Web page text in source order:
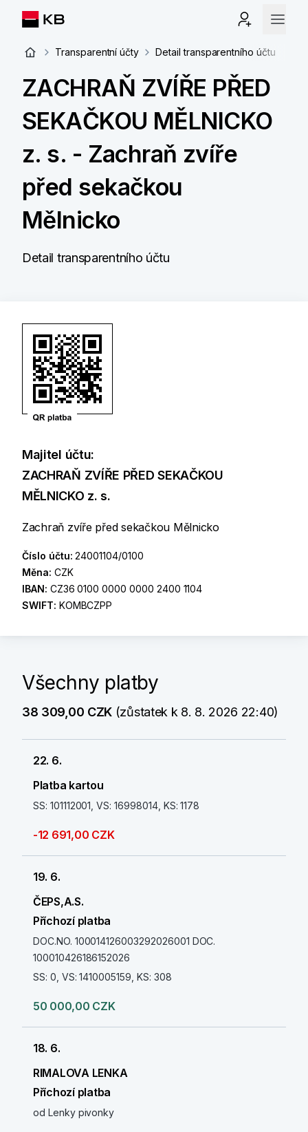
Transparentní účty Detail transparentního účtu
ZACHRAŇ ZVÍŘE PŘED
SEKAČKOU MĚLNICKO
z. s. - Zachraň zvíře
před sekačkou
Mělnicko
Detail transparentního účtu
Majitel účtu:
ZACHRAŇ ZVÍŘE PŘED SEKAČKOU
MĚLNICKO z. s.
Zachraň zvíře před sekačkou Mělnicko
Číslo účtu:24001104/0100
Měna: CZK
IBAN: CZ36 0100 0000 0000 2400 1104
SWIFT: KOMBCZPP
Všechny platby
38 309,00 CZK (zůstatek k 8. 8. 2026 22:40)
22. 6.
Platba kartou
SS: 101112001, VS: 16998014, KS: 1178
-12 691,00 CZK
19. 6.
ČEPS,A.S.
Příchozí platba
DOC.NO. 100014126003292026001 DOC.
100010426186152026
SS: 0, VS: 1410005159, KS: 308
50 000,00 CZK
18. 6.
RIMALOVA LENKA
Příchozí platba
od Lenky pivonky